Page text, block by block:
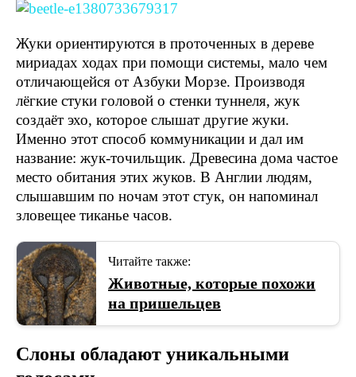
Жуки ориентируются в проточенных в дереве
мириадах ходах при помощи системы, мало чем
отличающейся от Азбуки Морзе. Производя
лёгкие стуки головой о стенки туннеля, жук
создаёт эхо, которое слышат другие жуки.
Именно этот способ коммуникации и дал им
название: жук-точильщик. Древесина дома частое
место обитания этих жуков. В Англии людям,
слышавшим по ночам этот стук, он напоминал
зловещее тиканье часов.
Читайте также:
Животные, которые похожи
на пришельцев
Слоны обладают уникальными